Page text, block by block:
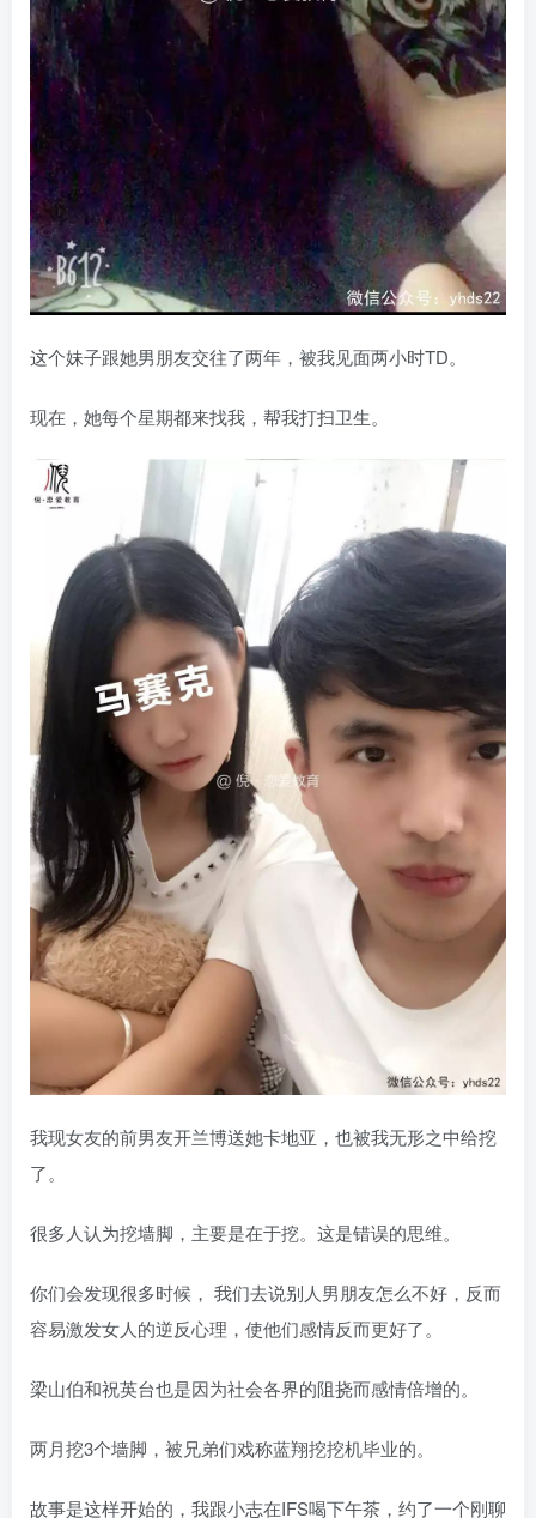
这个妹子跟她男朋友交往了两年，被我见面两小时TD。
现在，她每个星期都来找我，帮我打扫卫生。
我现女友的前男友开兰博送她卡地亚，也被我无形之中给挖
了。
很多人认为挖墙脚，主要是在于挖。这是错误的思维。
你们会发现很多时候， 我们去说别人男朋友怎么不好，反而
容易激发女人的逆反心理，使他们感情反而更好了。
梁山伯和祝英台也是因为社会各界的阻挠而感情倍增的。
两月挖3个墙脚，被兄弟们戏称蓝翔挖挖机毕业的。
故事是这样开始的，我跟小志在IFS喝下午茶，约了一个刚聊